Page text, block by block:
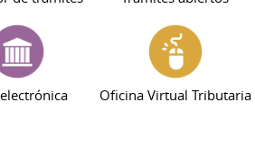
Oficina Virtual Tributaria